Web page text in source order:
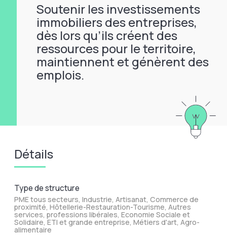
Soutenir les investissements
immobiliers des entreprises,
dès lors qu’ils créent des
ressources pour le territoire,
maintiennent et génèrent des
emplois.
Détails
Type de structure
PME tous secteurs, Industrie, Artisanat, Commerce de
proximité, Hôtellerie-Restauration-Tourisme, Autres
services, professions libérales, Economie Sociale et
Solidaire, ETI et grande entreprise, Métiers d'art, Agro-
alimentaire